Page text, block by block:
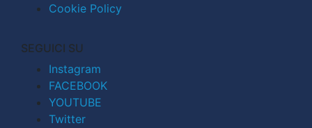
Cookie Policy
SEGUICI SU
Instagram
FACEBOOK
YOUTUBE
Twitter